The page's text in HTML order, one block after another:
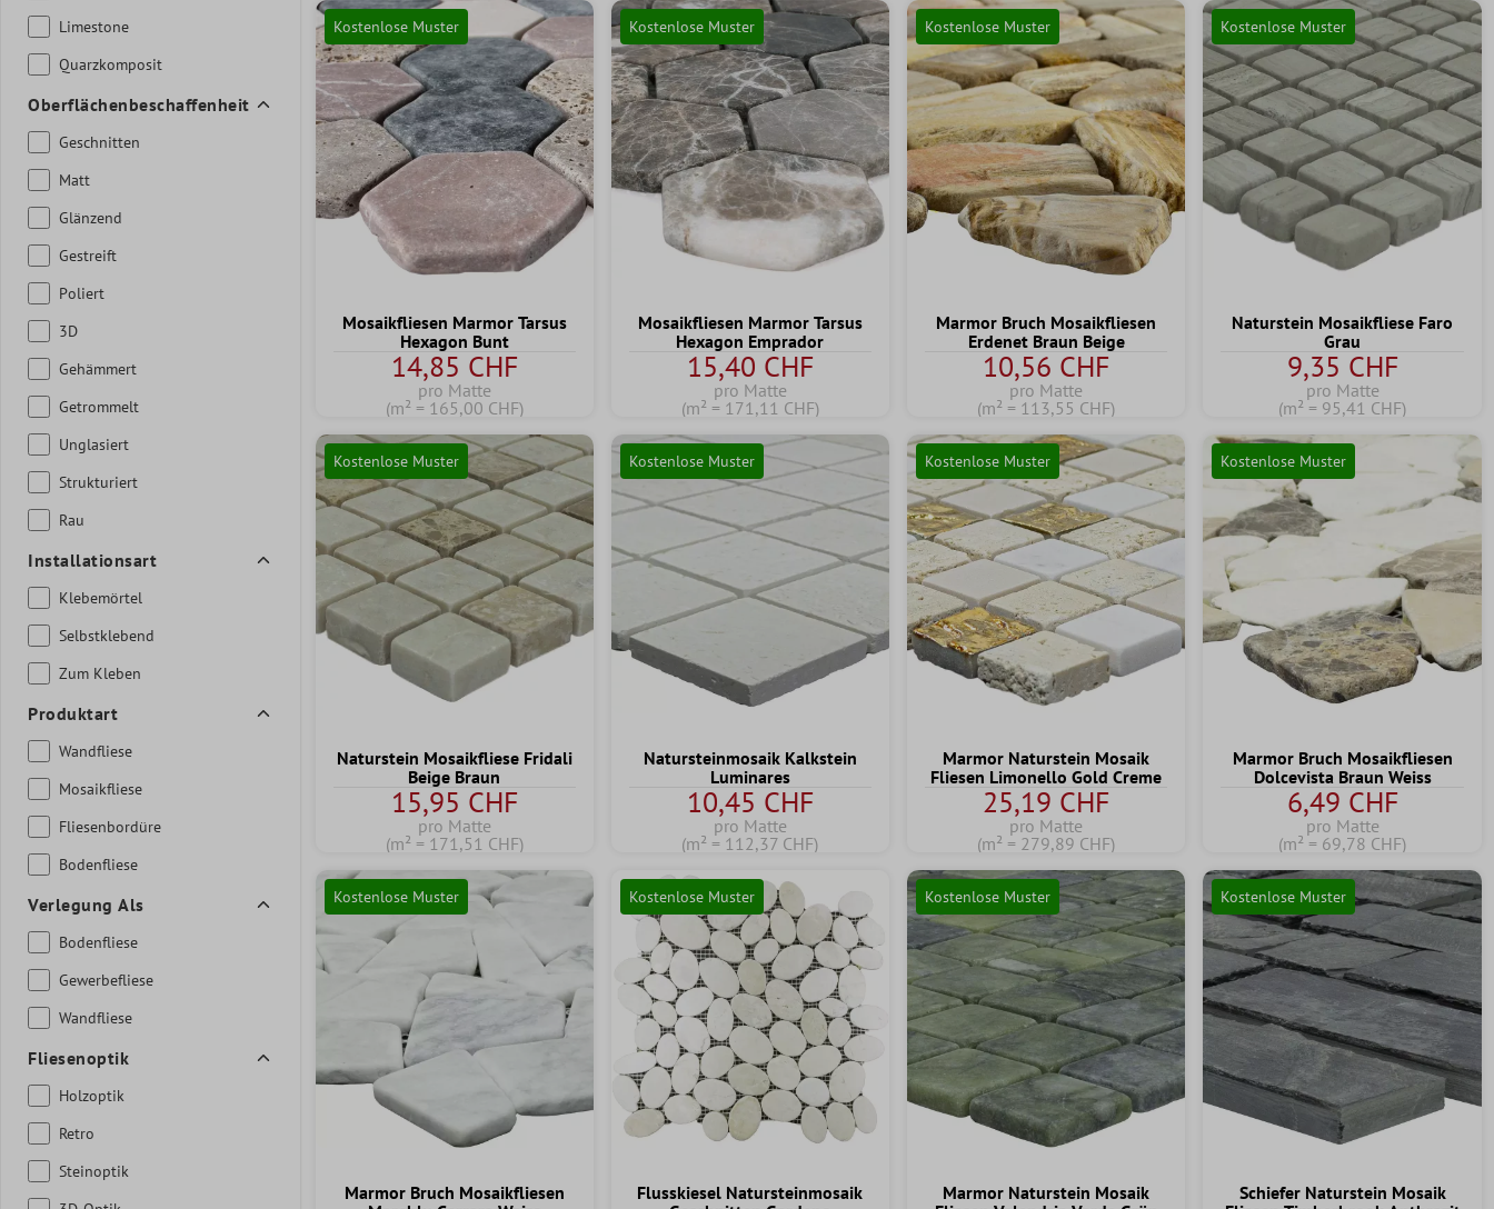
Limestone
Quarzkomposit
Oberflächenbeschaffenheit
Geschnitten
Matt
Glänzend
Gestreift
Poliert
3D
Gehämmert
Getrommelt
Unglasiert
Strukturiert
Rau
Installationsart
Klebemörtel
Selbstklebend
Zum Kleben
Produktart
Wandfliese
Mosaikfliese
Fliesenbordüre
Bodenfliese
Verlegung Als
Bodenfliese
Gewerbefliese
Wandfliese
Fliesenoptik
Holzoptik
Retro
Steinoptik
Kostenlose Muster
Mosaikfliesen Marmor Tarsus
Hexagon Bunt
14,85 CHF
pro Matte
(m² = 165,00 CHF)
Kostenlose Muster
Mosaikfliesen Marmor Tarsus
Hexagon Emprador
15,40 CHF
pro Matte
(m² = 171,11 CHF)
Kostenlose Muster
Marmor Bruch Mosaikfliesen
Erdenet Braun Beige
10,56 CHF
pro Matte
(m² = 113,55 CHF)
Kostenlose Muster
Naturstein Mosaikfliese Faro
Grau
9,35 CHF
pro Matte
(m² = 95,41 CHF)
Kostenlose Muster
Naturstein Mosaikfliese Fridali
Beige Braun
15,95 CHF
pro Matte
(m² = 171,51 CHF)
Kostenlose Muster
Natursteinmosaik Kalkstein
Luminares
10,45 CHF
pro Matte
(m² = 112,37 CHF)
Kostenlose Muster
Marmor Naturstein Mosaik
Fliesen Limonello Gold Creme
25,19 CHF
pro Matte
(m² = 279,89 CHF)
Kostenlose Muster
Marmor Bruch Mosaikfliesen
Dolcevista Braun Weiss
6,49 CHF
pro Matte
(m² = 69,78 CHF)
Kostenlose Muster
Marmor Bruch Mosaikfliesen
Kostenlose Muster
Flusskiesel Natursteinmosaik
Kostenlose Muster
Marmor Naturstein Mosaik
Kostenlose Muster
Schiefer Naturstein Mosaik